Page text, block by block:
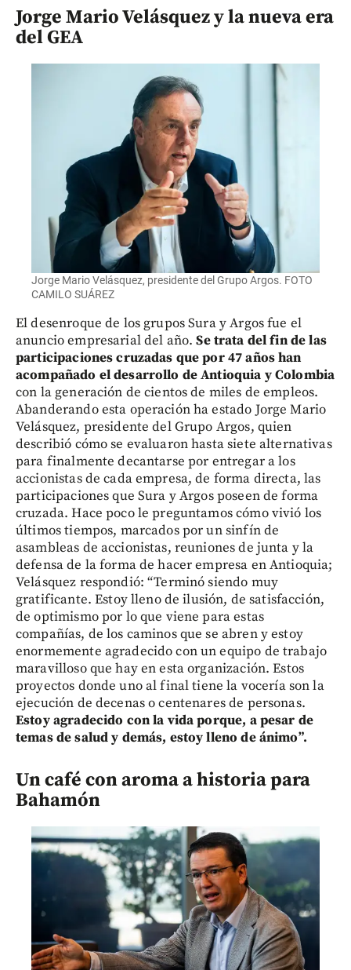
Jorge Mario Velásquez y la nueva era
del GEA
Jorge Mario Velásquez, presidente del Grupo Argos. FOTO
CAMILO SUÁREZ
El desenroque de los grupos Sura y Argos fue el
anuncio empresarial del año.Se trata del fin de las
participaciones cruzadas que por 47 años han
acompañado el desarrollo de Antioquia y Colombia
con la generación de cientos de miles de empleos.
Abanderando esta operación ha estado Jorge Mario
Velásquez, presidente del Grupo Argos, quien
describió cómo se evaluaron hasta siete alternativas
para finalmente decantarse por entregar a los
accionistas de cada empresa, de forma directa, las
participaciones que Sura y Argos poseen de forma
cruzada. Hace poco le preguntamos cómo vivió los
últimos tiempos, marcados por un sinfín de
asambleas de accionistas, reuniones de junta y la
defensa de la forma de hacer empresa en Antioquia;
Velásquez respondió: “Terminó siendo muy
gratificante. Estoy lleno de ilusión, de satisfacción,
de optimismo por lo que viene para estas
compañías, de los caminos que se abren y estoy
enormemente agradecido con un equipo de trabajo
maravilloso que hay en esta organización. Estos
proyectos donde uno al final tiene la vocería son la
ejecución de decenas o centenares de personas.
Estoy agradecido con la vida porque, a pesar de
temas de salud y demás, estoy lleno de ánimo”.
Un café con aroma a historia para
Bahamón